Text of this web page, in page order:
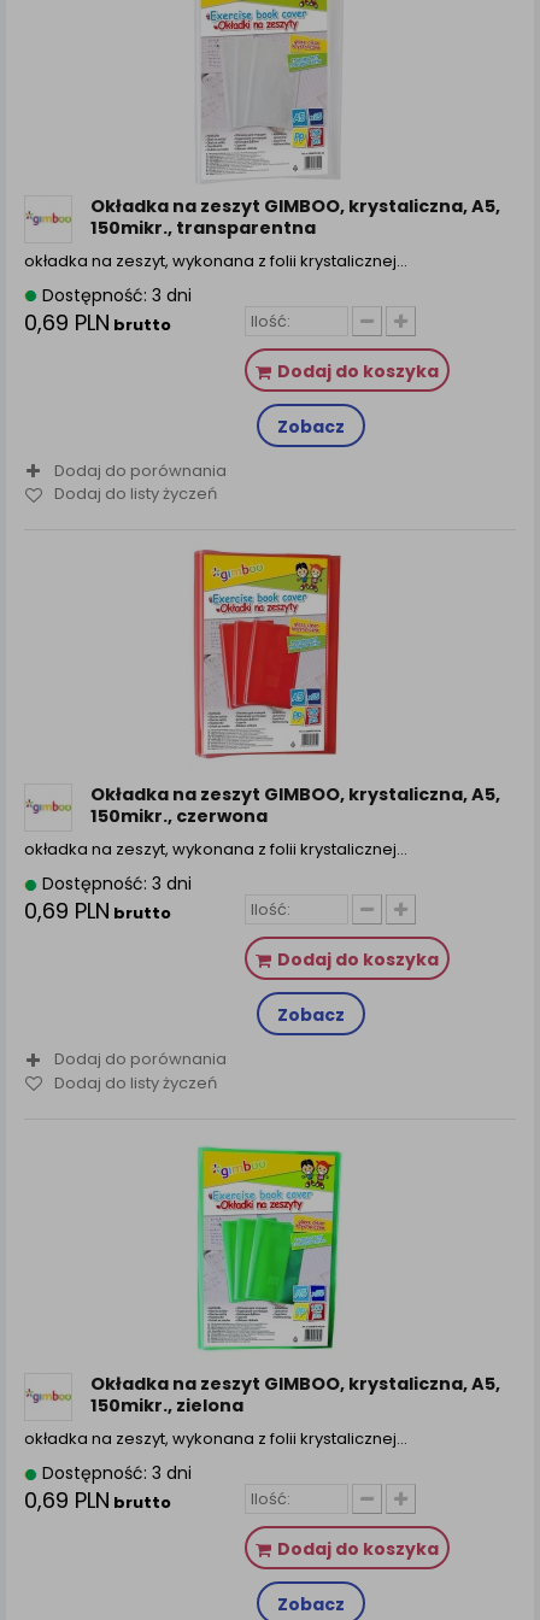
Okładka na zeszyt GIMBOO, krystaliczna, A5,
150mikr., transparentna
okładka na zeszyt, wykonana z folii krystalicznej…
Dostępność: 3 dni
0,69 PLN brutto
Dodaj do koszyka
Zobacz
Dodaj do porównania
Dodaj do listy życzeń
Okładka na zeszyt GIMBOO, krystaliczna, A5,
150mikr., czerwona
okładka na zeszyt, wykonana z folii krystalicznej…
Dostępność: 3 dni
0,69 PLN brutto
Dodaj do koszyka
Zobacz
Dodaj do porównania
Dodaj do listy życzeń
Okładka na zeszyt GIMBOO, krystaliczna, A5,
150mikr., zielona
okładka na zeszyt, wykonana z folii krystalicznej…
Dostępność: 3 dni
0,69 PLN brutto
Dodaj do koszyka
Zobacz